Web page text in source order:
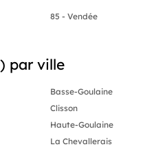
85 - Vendée
par ville
Basse-Goulaine
Clisson
Haute-Goulaine
La Chevallerais